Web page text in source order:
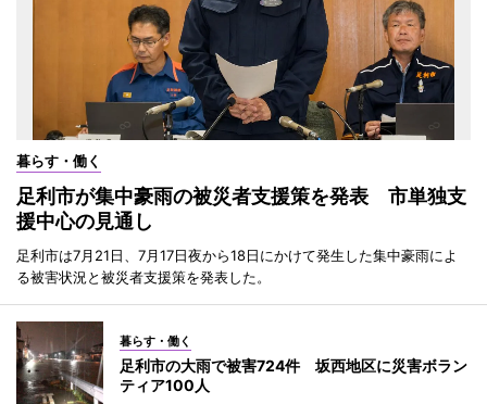
暮らす・働く
足利市が集中豪雨の被災者支援策を発表 市単独支
援中心の見通し
足利市は7月21日、7月17日夜から18日にかけて発生した集中豪雨によ
る被害状況と被災者支援策を発表した。
暮らす・働く
足利市の大雨で被害724件 坂西地区に災害ボラン
ティア100人